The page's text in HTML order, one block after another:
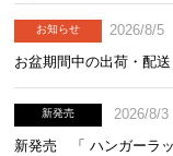
お知らせ
2026/8/5
お盆期間中の出荷・配
新発売
2026/8/3
新発売 「 ハンガーラッ